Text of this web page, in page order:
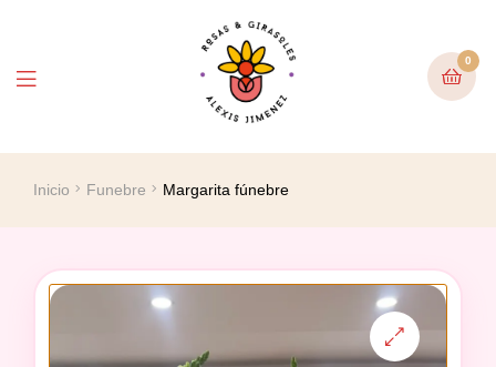
0
Inicio Funebre Margarita fúnebre